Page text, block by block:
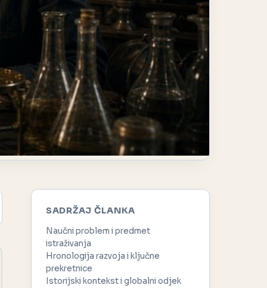
SADRŽAJ ČLANKA
Naučni problem i predmet
istraživanja
Hronologija razvoja i ključne
prekretnice
Istorijski kontekst i globalni odjek